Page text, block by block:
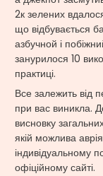
2к зелених
що відбувається
азбучной і
занурилося 10
практиці.
Все залежить від
при вас виникла.
висновку
якій можлива
індивідуальному
офіційному сайті.